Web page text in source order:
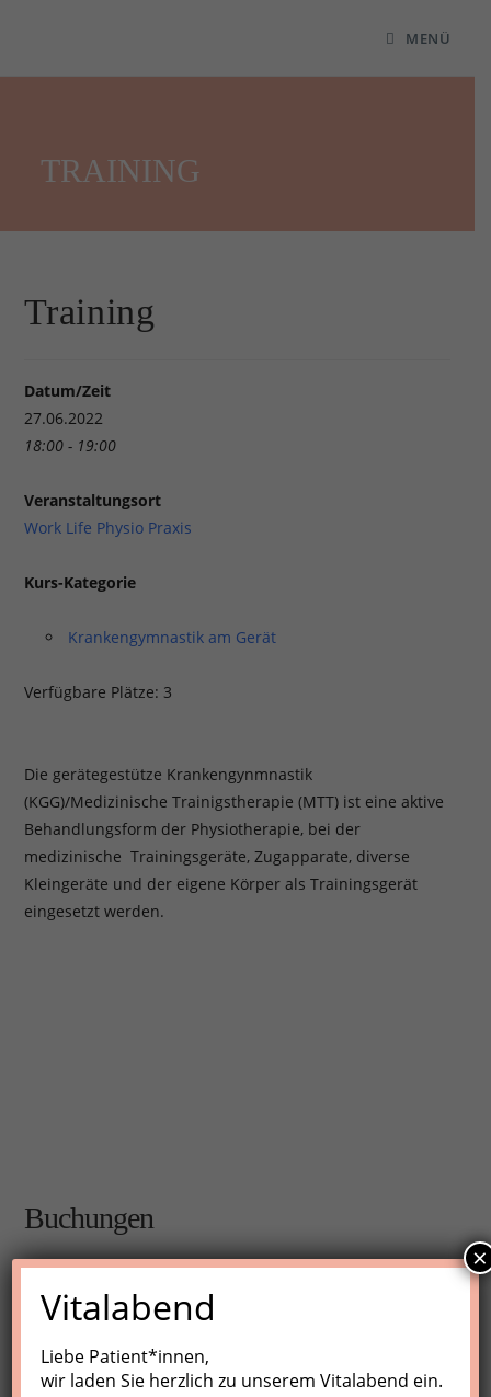
MENÜ
TRAINING
Training
Datum/Zeit
27.06.2022
18:00 - 19:00
Veranstaltungsort
Work Life Physio Praxis
Kurs-Kategorie
Krankengymnastik am Gerät
Verfügbare Plätze: 3
Die gerätegestütze Krankengynmnastik
(KGG)/Medizinische Trainigstherapie (MTT) ist eine aktive
Behandlungsform der Physiotherapie, bei der
medizinische Trainingsgeräte, Zugapparate, diverse
Kleingeräte und der eigene Körper als Trainingsgerät
eingesetzt werden.
Buchungen
Buchungen sind für diese Veranstaltung nicht mehr
möglich.
Nächste Kurse
Vitalabend
Liebe Patient*innen,
wir laden Sie herzlich zu unserem Vitalabend ein.
×